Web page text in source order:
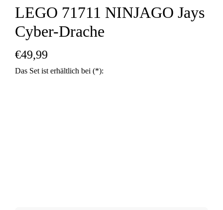
LEGO 71711 NINJAGO Jays
Cyber-Drache
€49,99